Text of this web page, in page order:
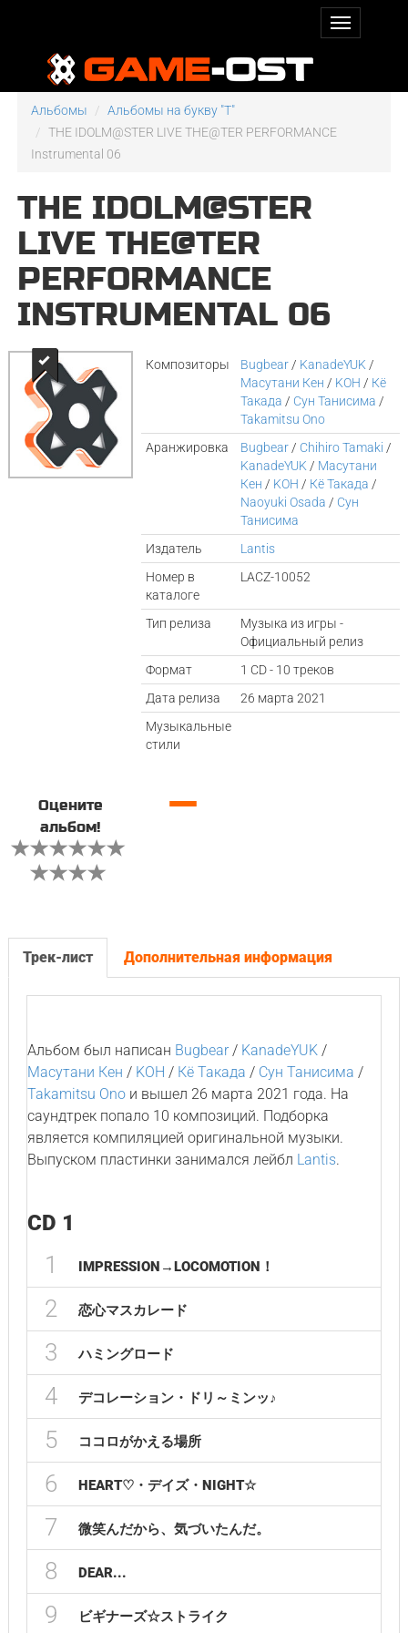
Альбомы
Альбомы на букву "T"
THE IDOLM@STER LIVE THE@TER PERFORMANCE
Instrumental 06
THE IDOLM@STER
LIVE THE@TER
PERFORMANCE
INSTRUMENTAL 06
Композиторы Bugbear / KanadeYUK /
Масутани Кен / KOH / Кё
Такада / Сун Танисима /
Takamitsu Ono
Аранжировка
Bugbear / Chihiro Tamaki /
KanadeYUK / Масутани
Кен / KOH / Кё Такада /
Naoyuki Osada / Сун
Танисима
Издатель
Lantis
Номер в
каталоге
LACZ-10052
Тип релиза
Музыка из игры -
Официальный релиз
Формат
1 CD - 10 треков
Дата релиза
26 марта 2021
Музыкальные
стили
Оцените
альбом!
—
Трек-лист Дополнительная информация
Альбом был написан Bugbear/ KanadeYUK/
Масутани Кен / KOH / Кё Такада / Сун Танисима /
Takamitsu Onoи вышел 26 марта 2021 года. На
саундтрек попало 10 композиций. Подборка
является компиляцией оригинальной музыки.
Выпуском пластинки занимался лейбл Lantis.
CD 1
1 IMPRESSION→LOCOMOTION！
2 恋心マスカレード
3 ハミングロード
4 デコレーション・ドリ～ミンッ♪
5 ココロがかえる場所
6 HEART♡・デイズ・NIGHT☆
7 微笑んだから、気づいたんだ。
8 DEAR...
9 ビギナーズ☆ストライク